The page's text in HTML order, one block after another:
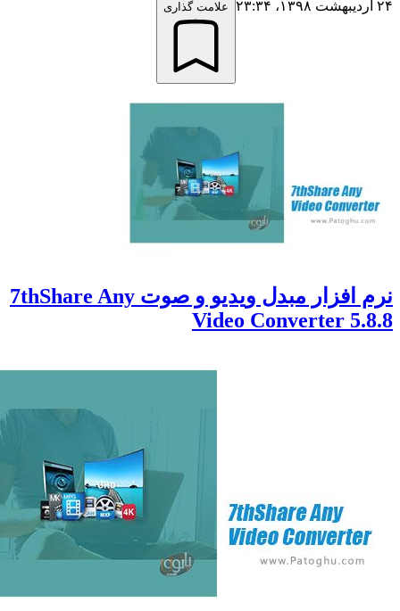
علامت گذاری
نرم افزار مبدل ویدیو و صوت 7thShare Any
Video Converter